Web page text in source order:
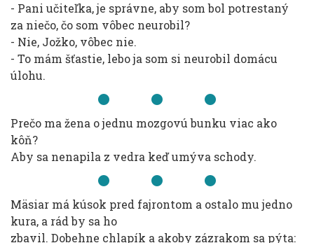
- Pani učiteľka, je správne, aby som bol potrestaný
za niečo, čo som vôbec neurobil?
- Nie, Jožko, vôbec nie.
- To mám šťastie, lebo ja som si neurobil domácu
úlohu.
Prečo ma žena o jednu mozgovú bunku viac ako
kôň?
Aby sa nenapila z vedra keď umýva schody.
Mäsiar má kúsok pred fajrontom a ostalo mu jedno
kura, a rád by sa ho
zbavil. Dobehne chlapík a akoby zázrakom sa pýta: